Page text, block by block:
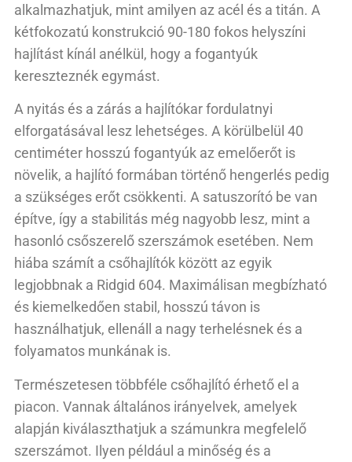
alkalmazhatjuk, mint amilyen az acél és a titán. A
kétfokozatú konstrukció 90-180 fokos helyszíni
hajlítást kínál anélkül, hogy a fogantyúk
kereszteznék egymást.
A nyitás és a zárás a hajlítókar fordulatnyi
elforgatásával lesz lehetséges. A körülbelül 40
centiméter hosszú fogantyúk az emelőerőt is
növelik, a hajlító formában történő hengerlés pedig
a szükséges erőt csökkenti. A satuszorító be van
építve, így a stabilitás még nagyobb lesz, mint a
hasonló csőszerelő szerszámok esetében. Nem
hiába számít a csőhajlítók között az egyik
legjobbnak a Ridgid 604. Maximálisan megbízható
és kiemelkedően stabil, hosszú távon is
használhatjuk, ellenáll a nagy terhelésnek és a
folyamatos munkának is.
Természetesen többféle csőhajlító érhető el a
piacon. Vannak általános irányelvek, amelyek
alapján kiválaszthatjuk a számunkra megfelelő
szerszámot. Ilyen például a minőség és a